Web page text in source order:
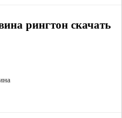
рингтон скачать